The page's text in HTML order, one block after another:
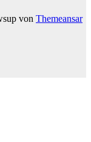
von Themeansar